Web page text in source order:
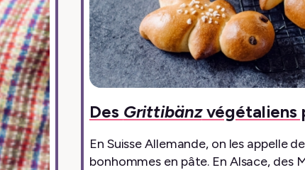
Des Grittibänzvégétaliens
En Suisse Allemande, on les appelle
bonhommes en pâte. En Alsace, des